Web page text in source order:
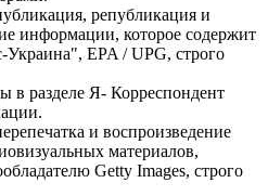
републикация и
информации, которое содержит
EPA / UPG, строго
в разделе Я- Корреспондент
и воспроизведение
материалов,
Getty Images, строго